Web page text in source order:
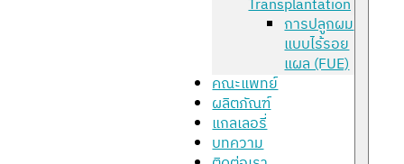
Transplantation
การปลูกผม
แบบไร้รอย
แผล (FUE)
คณะแพทย์
ผลิตภัณฑ์
แกลเลอรี่
บทความ